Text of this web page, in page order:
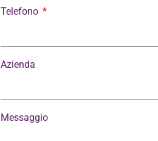
Telefono
Azienda
Messaggio